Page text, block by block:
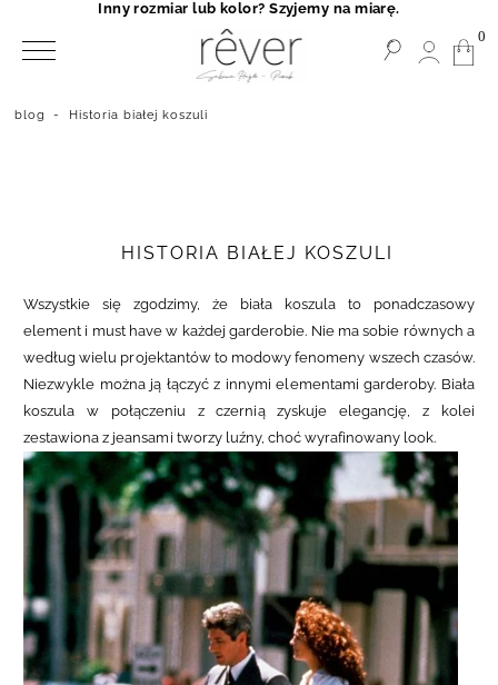
blog - Historia białej koszuli
HISTORIA BIAŁEJ KOSZULI
Wszystkie się zgodzimy, że biała koszula to ponadczasowy
element i must have w każdej garderobie. Nie ma sobie równych a
według wielu projektantów to modowy fenomeny wszech czasów.
Niezwykle można ją łączyć z innymi elementami garderoby. Biała
koszula w połączeniu z czernią zyskuje elegancję, z kolei
zestawiona z jeansami tworzy luźny, choć wyrafinowany look.
0
Inny rozmiar lub kolor? Szyjemy na miarę.